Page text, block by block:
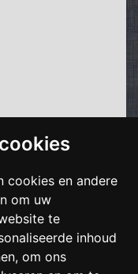
cookies en andere
om uw
te
inhoud
om ons
en veelvuldig